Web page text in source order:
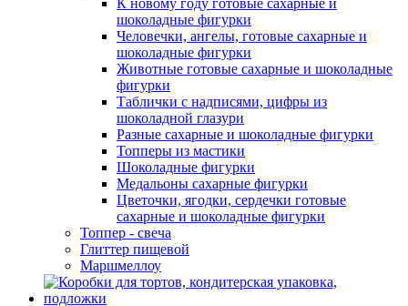
К новому году готовые сахарные и
шоколадные фигурки
Человечки, ангелы, готовые сахарные и
шоколадные фигурки
Животные готовые сахарные и шоколадные
фигурки
Таблички с надписями, цифры из
шоколадной глазури
Разные сахарные и шоколадные фигурки
Топперы из мастики
Шоколадные фигурки
Медальоны сахарные фигурки
Цветочки, ягодки, сердечки готовые
сахарные и шоколадные фигурки
Топпер - свеча
Глиттер пищевой
Маршмеллоу